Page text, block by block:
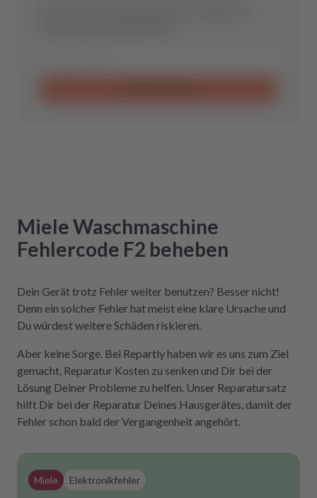
MieleWaschmaschine
Fehlercode F2 beheben
Dein Gerät trotz Fehler weiter benutzen? Besser nicht!
Denn ein solcher Fehler hat meist eine klare Ursache und
Du würdest weitere Schäden riskieren.
Aber keine Sorge. Bei Repartly haben wir es uns zum Ziel
gemacht, Reparatur Kosten zu senken und Dir bei der
Lösung Deiner Probleme zu helfen. Unser Reparatursatz
hilft Dir bei der Reparatur Deines Hausgerätes, damit der
Fehler schon bald der Vergangenheit angehört.
Miele Elektronikfehler